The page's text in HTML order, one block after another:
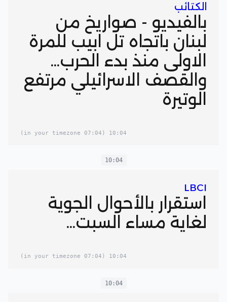
الكتائب
بالفيديو - صواريخ من
لبنان باتجاه تل ابيب للمرة
الاولى منذ بدء الحرب...
والقصف الاسرائيلي مرتفع
الوتيرة
10:04
(07:04 in your timezone)
10:04
LBCI
استقرار بالأحوال الجوية
لغاية مساء السبت...
10:04
(07:04 in your timezone)
10:04